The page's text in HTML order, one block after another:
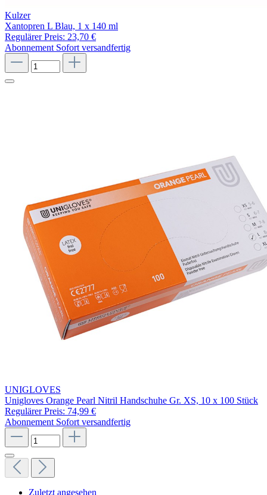
Kulzer
Xantopren L Blau, 1 x 140 ml
Regulärer Preis: 23,70 €
Abonnement Sofort versandfertig
UNIGLOVES
Unigloves Orange Pearl Nitril Handschuhe Gr. XS, 10 x 100 Stück
Regulärer Preis: 74,99 €
Abonnement Sofort versandfertig
Zuletzt angesehen